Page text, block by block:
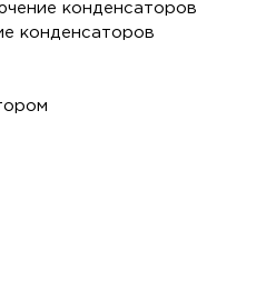
конденсаторов
конденсаторов